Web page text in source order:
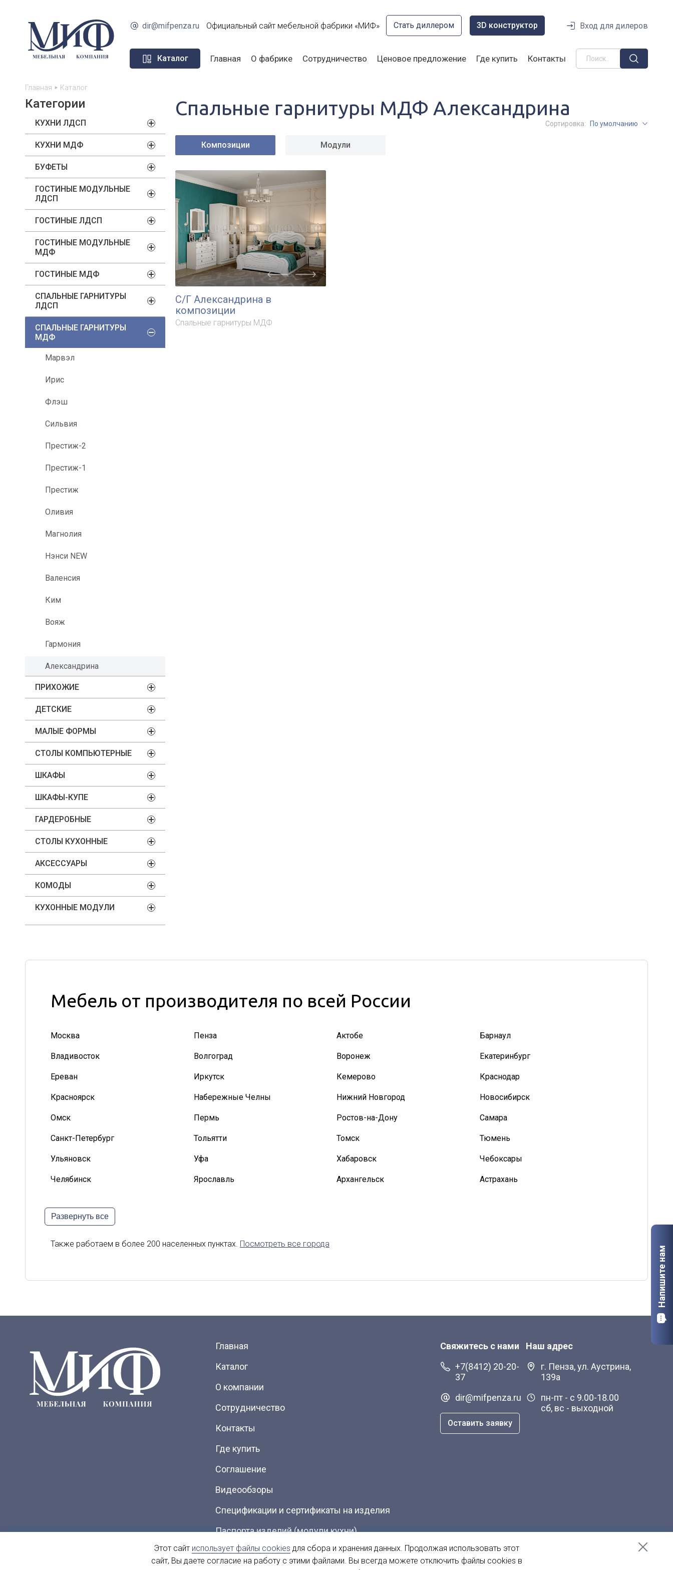
dir@mifpenza.ru Официальный сайт мебельной фабрики «МИФ» Стать диллером 3D конструктор Вход для дилеров
Каталог Главная О фабрике Сотрудничество Ценовое предложение Где купить Контакты
Главная Каталог
Категории
КУХНИ ЛДСП
КУХНИ МДФ
БУФЕТЫ
ГОСТИНЫЕ МОДУЛЬНЫЕ
ЛДСП
ГОСТИНЫЕ ЛДСП
ГОСТИНЫЕ МОДУЛЬНЫЕ
МДФ
ГОСТИНЫЕ МДФ
СПАЛЬНЫЕ ГАРНИТУРЫ
ЛДСП
СПАЛЬНЫЕ ГАРНИТУРЫ
МДФ
Марвэл
Ирис
Флэш
Сильвия
Престиж-2
Престиж-1
Престиж
Оливия
Магнолия
Нэнси NEW
Валенсия
Ким
Вояж
Гармония
Александрина
ПРИХОЖИЕ
ДЕТСКИЕ
МАЛЫЕ ФОРМЫ
СТОЛЫ КОМПЬЮТЕРНЫЕ
ШКАФЫ
ШКАФЫ-КУПЕ
ГАРДЕРОБНЫЕ
СТОЛЫ КУХОННЫЕ
АКСЕССУАРЫ
КОМОДЫ
КУХОННЫЕ МОДУЛИ
Спальные гарнитуры МДФ Александрина
Сортировка: По умолчанию
Композиции Модули
С/Г Александрина в
композиции
Спальные гарнитуры МДФ
Мебель от производителя по всей России
Москва Пенза Актобе Барнаул
Владивосток Волгоград Воронеж Екатеринбург
Ереван Иркутск Кемерово Краснодар
Красноярск Набережные Челны Нижний Новгород Новосибирск
Омск Пермь Ростов-на-Дону Самара
Санкт-Петербург Тольятти Томск Тюмень
Ульяновск Уфа Хабаровск Чебоксары
Челябинск Ярославль Архангельск Астрахань
Киров
Орел Петрозаводск
Развернуть все
Также работаем в более 200 населенных пунктах. Посмотреть все города
Главная
Каталог
О компании
Сотрудничество
Контакты
Где купить
Соглашение
Видеообзоры
Спецификации и сертификаты на изделия
Паспорта изделий (модули кухни)
Каталоги (Скачать PDF)
Свяжитесь с нами
+7(8412) 20-20-
37
dir@mifpenza.ru
Оставить заявку
Наш адрес
г. Пенза, ул. Аустрина,
139а
пн-пт - с 9.00-18.00
сб, вс - выходной
Напишите нам
Этот сайт использует файлы cookies для сбора и хранения данных. Продолжая использовать этот
сайт, Вы даете согласие на работу с этими файлами. Вы всегда можете отключить файлы cookies в